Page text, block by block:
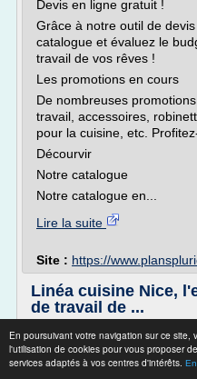
En poursuivant votre navigation sur ce site,
l'utilisation de cookies pour vous proposer
services adaptés à vos centres d'intérêts.
Devis en ligne gratuit !
Grâce à notre outil de
catalogue et évaluez le
travail de vos rêves !
Les promotions en cours
De nombreuses
travail, accessoires,
pour la cuisine, etc.
Décourvir
Notre catalogue
Notre catalogue en...
Lire la suite
Site : https://
Linéa cuisine Nice,
de travail de ...
Contact
D'une manière générale,
venu en vous disant « ça